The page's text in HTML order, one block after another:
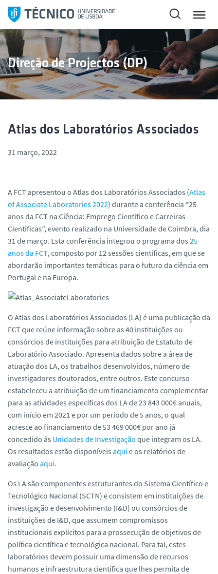
l
t
r
p
a
Direção de Projectos (DP)
Atlas dos Laboratórios Associados
31 março, 2022
A FCT apresentou o Atlas dos Laboratórios Associados (Atlas
of Associate Laboratories 2022) durante a conferência “25
anos da FCT na Ciência: Emprego Científico e Carreiras
Científicas”, evento realizado na Universidade de Coimbra, dia
31 de março. Esta conferência integrou o programa dos 25
anos da FCT, composto por 12 sessões científicas, em que se
abordarão importantes temáticas para o futuro da ciência em
Portugal e na Europa.
O Atlas dos Laboratórios Associados (LA) é uma publicação da
FCT que reúne informação sobre as 40 instituições ou
consórcios de instituições para atribuição de Estatuto de
Laboratório Associado. Apresenta dados sobre a área de
atuação dos LA, os trabalhos desenvolvidos, número de
investigadores doutorados, entre outros. Este concurso
estabeleceu a atribuição de um financiamento complementar
para as atividades específicas dos LA de 23 843 000€ anuais,
com início em 2021 e por um período de 5 anos, o qual
acresce ao financiamento de 53 469 000€ por ano já
concedido às Unidades de Investigação que integram os LA.
Os resultados estão disponíveis aqui e os relatórios de
avaliação aqui.
Os LA são componentes estruturantes do Sistema Científico e
Tecnológico Nacional (SCTN) e consistem em instituições de
investigação e desenvolvimento (I&D) ou consórcios de
instituições de I&D, que assumem compromissos
institucionais explícitos para a prossecução de objetivos de
política científica e tecnológica nacional. Para tal, estes
laboratórios devem possuir uma dimensão de recursos
humanos e infraestrutura científica que lhes permita de